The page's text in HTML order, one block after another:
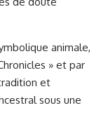
animale,
» et par
et
sous une